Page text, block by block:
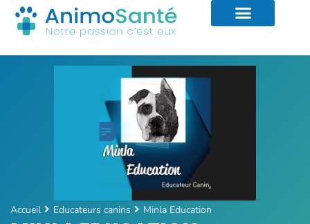
Accueil Educateurs canins Minla Education